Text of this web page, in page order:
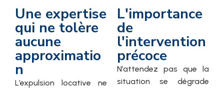
Une expertise
qui ne tolère
aucune
approximatio
n
L’expulsion locative ne
L'importance
de
l'intervention
précoce
N’attendez pas que la
situation se dégrade